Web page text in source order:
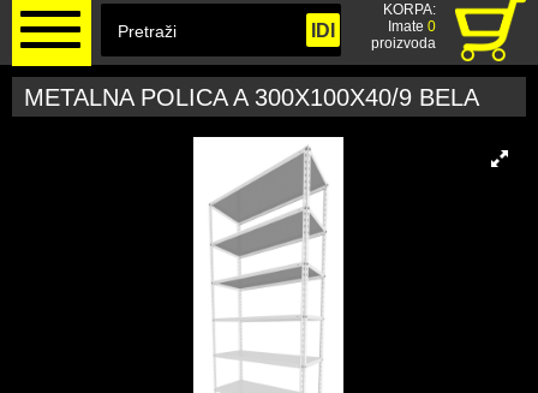
KORPA:
Imate 0
proizvoda
METALNA POLICA A 300X100X40/9 BELA